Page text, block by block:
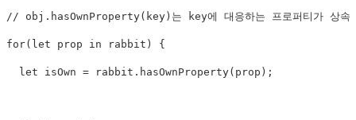
// obj.hasOwnProperty(key)는 key에 대응하는 프로퍼티가 상속
for( let prop in rabbit ) {
let isOwn = rabbit . hasOwnProperty( prop ) ;